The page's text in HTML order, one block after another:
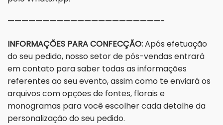
——————————————————————-
INFORMAÇÕES PARA CONFECÇÃO:Após efetuação
do seu pedido, nosso setor de pós-vendas entrará
em contato para saber todas as informações
referentes ao seu evento, assim como te enviará os
arquivos com opções de fontes, florais e
monogramas para você escolher cada detalhe da
personalização do seu pedido.